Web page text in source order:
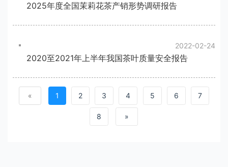
2025年度全国茉莉花茶产销形势调研报告
2022-02-24
2020至2021年上半年我国茶叶质量安全报告
« 1 2 3 4 5 6 7
8 »